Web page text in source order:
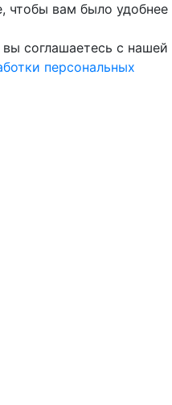
чтобы вам было удобнее
соглашаетесь с нашей
персональных